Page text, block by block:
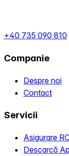
+40 735 090 810
Companie
Despre noi
Contact
Servicii
Asigurare
Descarcă